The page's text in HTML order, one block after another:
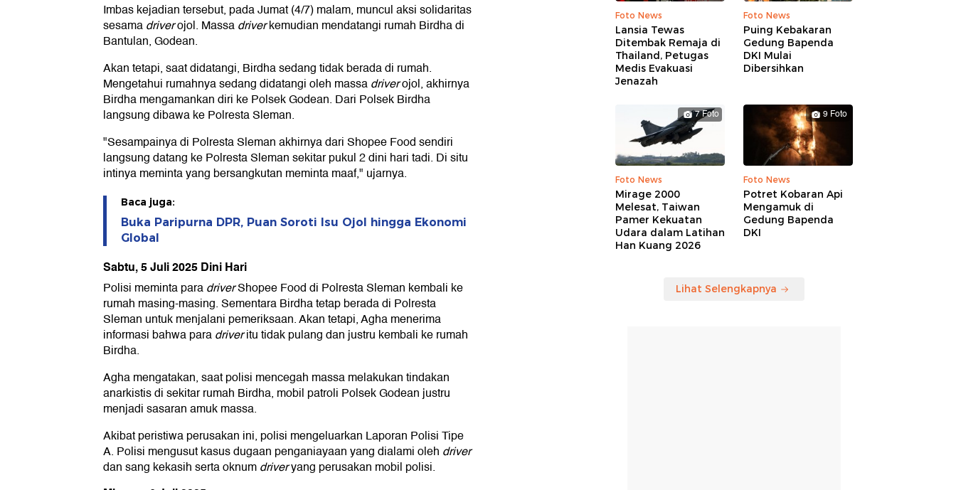
Imbas kejadian tersebut, pada Jumat (4/7) malam, muncul aksi solidaritas
sesamadriverojol. Massadriverkemudian mendatangi rumah Birdha di
Bantulan, Godean.
Akan tetapi, saat didatangi, Birdha sedang tidak berada di rumah.
Mengetahui rumahnya sedang didatangi oleh massadriverojol, akhirnya
Birdha mengamankan diri ke Polsek Godean. Dari Polsek Birdha
langsung dibawa ke Polresta Sleman.
"Sesampainya di Polresta Sleman akhirnya dari Shopee Food sendiri
langsung datang ke Polresta Sleman sekitar pukul 2 dini hari tadi. Di situ
intinya meminta yang bersangkutan meminta maaf," ujarnya.
Baca juga:
Buka Paripurna DPR, Puan Soroti Isu Ojol hingga Ekonomi
Global
Sabtu, 5 Juli 2025 Dini Hari
Polisi meminta paradriverShopee Food di Polresta Sleman kembali ke
rumah masing-masing. Sementara Birdha tetap berada di Polresta
Sleman untuk menjalani pemeriksaan. Akan tetapi, Agha menerima
informasi bahwa paradriveritu tidak pulang dan justru kembali ke rumah
Birdha.
Agha mengatakan, saat polisi mencegah massa melakukan tindakan
anarkistis di sekitar rumah Birdha, mobil patroli Polsek Godean justru
menjadi sasaran amuk massa.
Akibat peristiwa perusakan ini, polisi mengeluarkan Laporan Polisi Tipe
A. Polisi mengusut kasus dugaan penganiayaan yang dialami oleh driver
dan sang kekasih serta oknumdriveryang perusakan mobil polisi.
Foto News
Lansia Tewas
Ditembak Remaja di
Thailand, Petugas
Medis Evakuasi
Jenazah
Foto News
Puing Kebakaran
Gedung Bapenda
DKI Mulai
Dibersihkan
7 Foto
Foto News
Mirage 2000
Melesat, Taiwan
Pamer Kekuatan
Udara dalam Latihan
Han Kuang 2026
9 Foto
Foto News
Potret Kobaran Api
Mengamuk di
Gedung Bapenda
DKI
Lihat Selengkapnya